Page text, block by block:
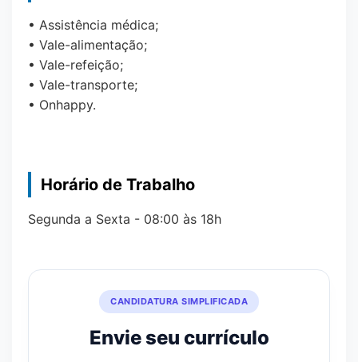
• Assistência médica;
• Vale-alimentação;
• Vale-refeição;
• Vale-transporte;
• Onhappy.
Horário de Trabalho
Segunda a Sexta - 08:00 às 18h
CANDIDATURA SIMPLIFICADA
Envie seu currículo